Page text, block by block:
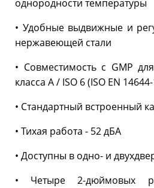
однородности температуры
• Удобные выдвижные и
нержавеющей стали
• Совместимость с GMP
класса A / ISO 6 (ISO EN
• Стандартный встроенный
• Тихая работа - 52 дБА
• Доступны в одно- и
• Четыре 2-дюймовых